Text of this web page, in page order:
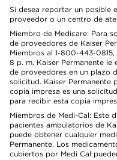
Si desea reportar un posible
proveedor o un centro de
Miembro de Medicare: Para
de proveedores de Kaiser
Miembros al 1-800-443-
8 p. m. Kaiser Permanente
de proveedores en un plazo
solicitud. Kaiser Permanente
copia impresa es una
para recibir esta copia
Miembros de Medi-Cal: Este
pacientes ambulatorios de
puede obtener cualquier
Permanente. Los
cubiertos por Medi Cal